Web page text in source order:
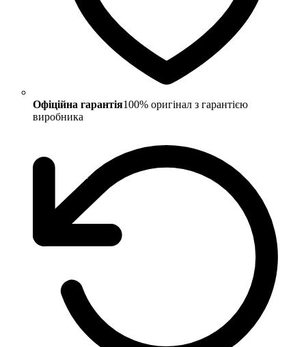
Офіційна гарантія100% оригінал з гарантією
виробника